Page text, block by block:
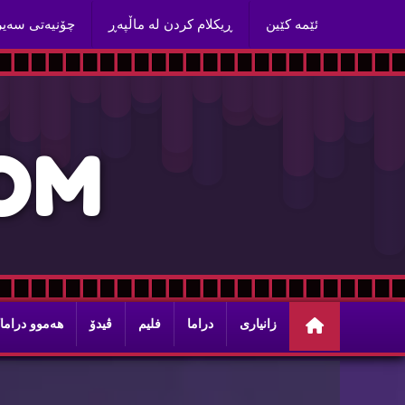
ئێمه‌ كێین ڕیكلام كردن له‌ ماڵپه‌ڕ چۆنیه‌تی
M
زانیاری دراما فلیم ڤیدۆ هه‌موو